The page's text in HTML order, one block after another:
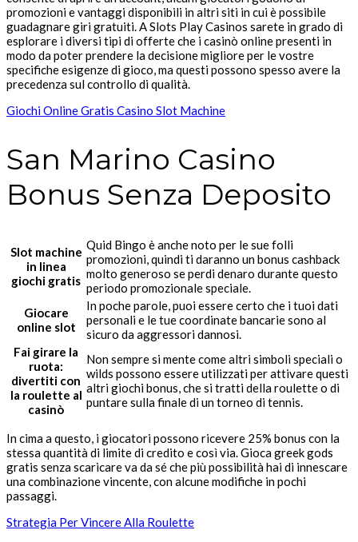
promozioni e vantaggi disponibili in altri siti in cui è possibile
guadagnare giri gratuiti. A Slots Play Casinos sarete in grado di
esplorare i diversi tipi di offerte che i casinò online presenti in
modo da poter prendere la decisione migliore per le vostre
specifiche esigenze di gioco, ma questi possono spesso avere la
precedenza sul controllo di qualità.
Giochi Online Gratis Casino Slot Machine
San Marino Casino
Bonus Senza Deposito
Slot machine
in linea
giochi gratis
Quid Bingo è anche noto per le sue folli
promozioni, quindi ti daranno un bonus cashback
molto generoso se perdi denaro durante questo
periodo promozionale speciale.
Giocare
online slot
In poche parole, puoi essere certo che i tuoi dati
personali e le tue coordinate bancarie sono al
sicuro da aggressori dannosi.
Fai girare la
ruota:
divertiti con
la roulette al
casinò
Non sempre si mente come altri simboli speciali o
wilds possono essere utilizzati per attivare questi
altri giochi bonus, che si tratti della roulette o di
puntare sulla finale di un torneo di tennis.
In cima a questo, i giocatori possono ricevere 25% bonus con la
stessa quantità di limite di credito e così via. Gioca greek gods
gratis senza scaricare va da sé che più possibilità hai di innescare
una combinazione vincente, con alcune modifiche in pochi
passaggi.
Strategia Per Vincere Alla Roulette